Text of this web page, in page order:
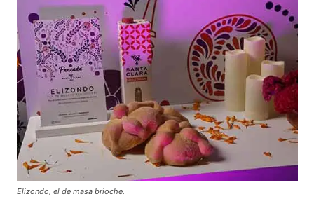
Elizondo, el de masa brioche.